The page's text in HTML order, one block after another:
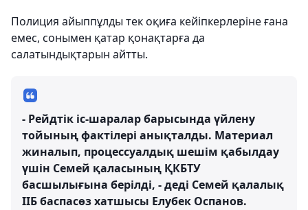
Полиция айыппұлды тек оқиға кейіпкерлеріне ғана
емес, сонымен қатар қонақтарға да
салатындықтарын айтты.
- Рейдтік іс-шаралар барысында үйлену
тойының фактілері анықталды. Материал
жиналып, процессуалдық шешім қабылдау
үшін Семей қаласының ҚКБТУ
басшылығына берілді, - деді Семей қалалық
ІІБ баспасөз хатшысы Елубек Оспанов.